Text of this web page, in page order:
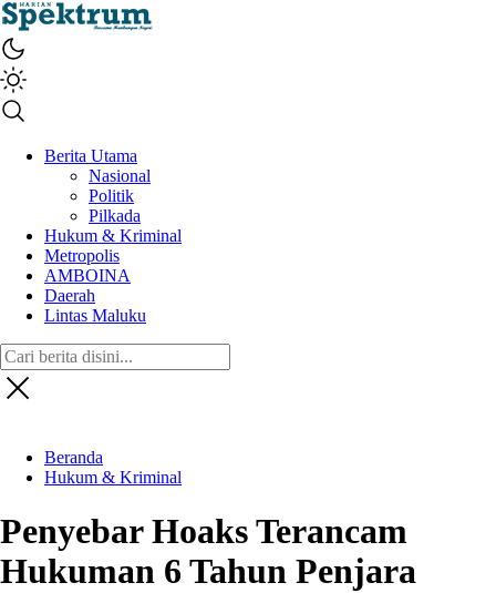
spektrumonline.com
Berita Utama
Nasional
Politik
Pilkada
Hukum & Kriminal
Metropolis
AMBOINA
Daerah
Lintas Maluku
Beranda
Hukum & Kriminal
Penyebar Hoaks Terancam
Hukuman 6 Tahun Penjara